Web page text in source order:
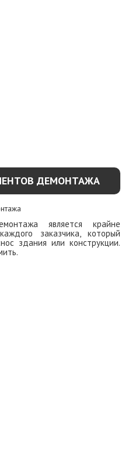
ДЕМОНТАЖА
является крайне
заказчика, который
здания или конструкции.